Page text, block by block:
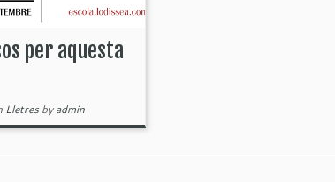
per aquesta
Lletresbyadmin